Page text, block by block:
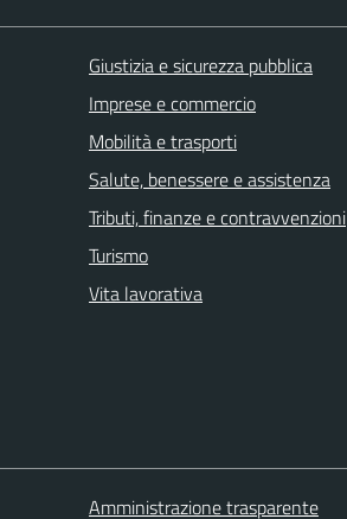
Giustizia e sicurezza pubblica
Imprese e commercio
Mobilità e trasporti
Salute, benessere e assistenza
Tributi, finanze e contravvenzioni
Turismo
Vita lavorativa
Amministrazione trasparente